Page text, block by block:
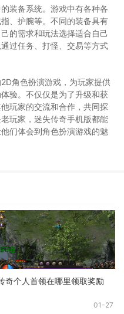
装备系统。游戏中有各种各
、护腕等。不同的装备具有
的需求和玩法选择适合自己
过任务、打怪、交易等方式
角色扮演游戏，为玩家提供
验。不仅仅是为了升级和获
玩家的交流和合作，共同探
玩家，迷失传奇手机版都能
们体会到角色扮演游戏的魅
奇个人首领在哪里领取奖励
01-27